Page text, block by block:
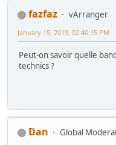
fazfaz
vArranger
January 15, 2019, 02:40:15 PM
Peut-on savoir quelle
technics ?
Dan
Global